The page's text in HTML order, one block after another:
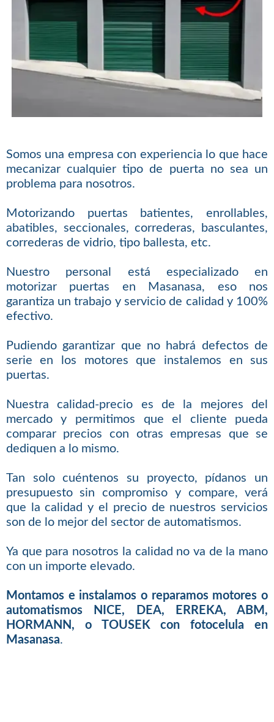
Somos una empresa con experiencia lo que hace
mecanizar cualquier tipo de puerta no sea un
problema para nosotros.
Motorizando puertas batientes, enrollables,
abatibles, seccionales, correderas, basculantes,
correderas de vidrio, tipo ballesta, etc.
Nuestro personal está especializado en
motorizar puertas en Masanasa, eso nos
garantiza un trabajo y servicio de calidad y 100%
efectivo.
Pudiendo garantizar que no habrá defectos de
serie en los motores que instalemos en sus
puertas.
Nuestra calidad-precio es de la mejores del
mercado y permitimos que el cliente pueda
comparar precios con otras empresas que se
dediquen a lo mismo.
Tan solo cuéntenos su proyecto, pídanos un
presupuesto sin compromiso y compare, verá
que la calidad y el precio de nuestros servicios
son de lo mejor del sector de automatismos.
Ya que para nosotros la calidad no va de la mano
con un importe elevado.
Montamos e instalamos o reparamos motores o
automatismos NICE, DEA, ERREKA, ABM,
HORMANN, o TOUSEK con fotocelula en
Masanasa.